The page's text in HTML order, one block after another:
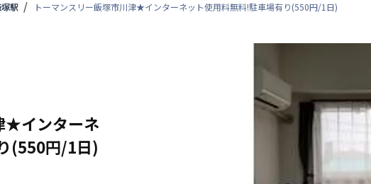
駅 トーマンスリー飯塚市川津★インターネット使用料無料!駐車場有り(550円/1日)
★インターネ
(550円/1日)